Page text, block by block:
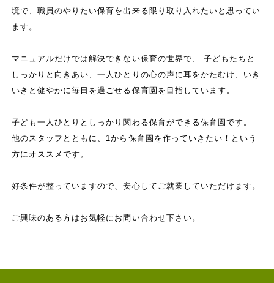
境で、職員のやりたい保育を出来る限り取り入れたいと思ってい
ます。
マニュアルだけでは解決できない保育の世界で、 子どもたちと
しっかりと向きあい、一人ひとりの心の声に耳をかたむけ、いき
いきと健やかに毎日を過ごせる保育園を目指しています。
子ども一人ひとりとしっかり関わる保育ができる保育園です。
他のスタッフとともに、1から保育園を作っていきたい！という
方にオススメです。
好条件が整っていますので、安心してご就業していただけます。
ご興味のある方はお気軽にお問い合わせ下さい。